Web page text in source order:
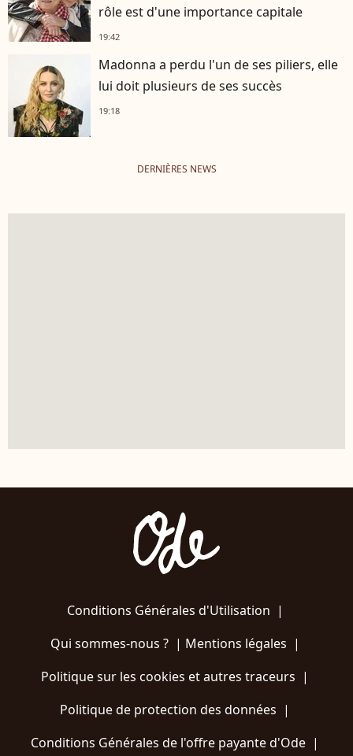
rôle est d'une importance capitale
19:42
Madonna a perdu l'un de ses piliers, elle
lui doit plusieurs de ses succès
19:18
DERNIÈRES NEWS
Conditions Générales d'Utilisation |
Qui sommes-nous ?| Mentions légales |
Politique sur les cookies et autres traceurs |
Politique de protection des données |
Conditions Générales de l'offre payante d'Ode |